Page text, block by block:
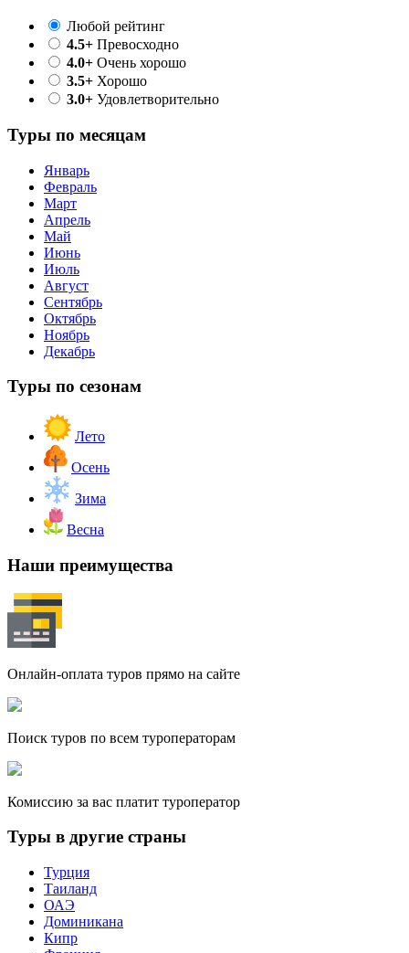
Любой рейтинг
4.5+ Превосходно
4.0+ Очень хорошо
3.5+ Хорошо
3.0+ Удовлетворительно
Туры по месяцам
Январь
Февраль
Март
Апрель
Май
Июнь
Июль
Август
Сентябрь
Октябрь
Ноябрь
Декабрь
Туры по сезонам
Лето
Осень
Зима
Весна
Наши преимущества
Онлайн-оплата туров прямо на сайте
Поиск туров по всем туроператорам
Комиссию за вас платит туроператор
Туры в другие страны
Турция
Таиланд
ОАЭ
Доминикана
Кипр